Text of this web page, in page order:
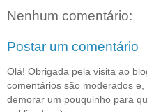
Nenhum comentário:
Postar um comentário
Olá! Obrigada pela visita ao
comentários são moderados e,
demorar um pouquinho para